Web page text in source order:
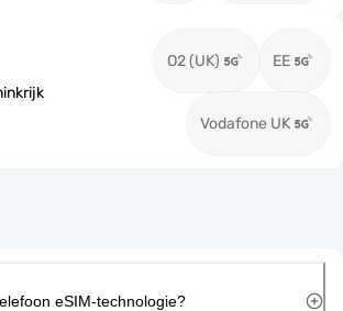
O2 (UK) EE
Vodafone UK
eSIM-technologie?